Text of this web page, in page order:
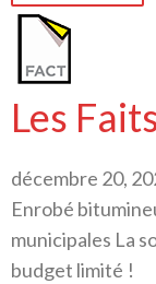
Les
décembre 20,
Enrobé
municipales La
budget limité !